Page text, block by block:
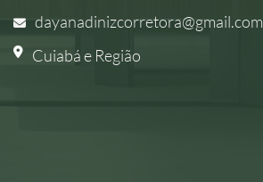
dayanadinizcorretora@gmail.com
Cuiabá e Região